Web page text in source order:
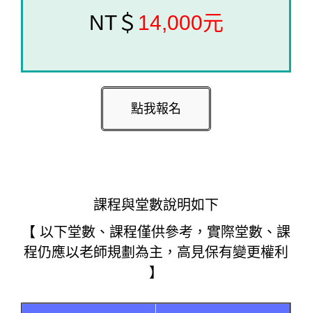
NT＄ 14,000元
點我報名
課程與堂數說明如下
【 以下堂數、課程僅供參考，實際堂數、課
程仍應以老師規劃為主，高見保有變更權利
】